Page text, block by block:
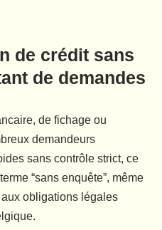
de crédit sans
de demandes
de fichage ou
demandeurs
sans contrôle strict, ce
“sans enquête”, même
obligations légales